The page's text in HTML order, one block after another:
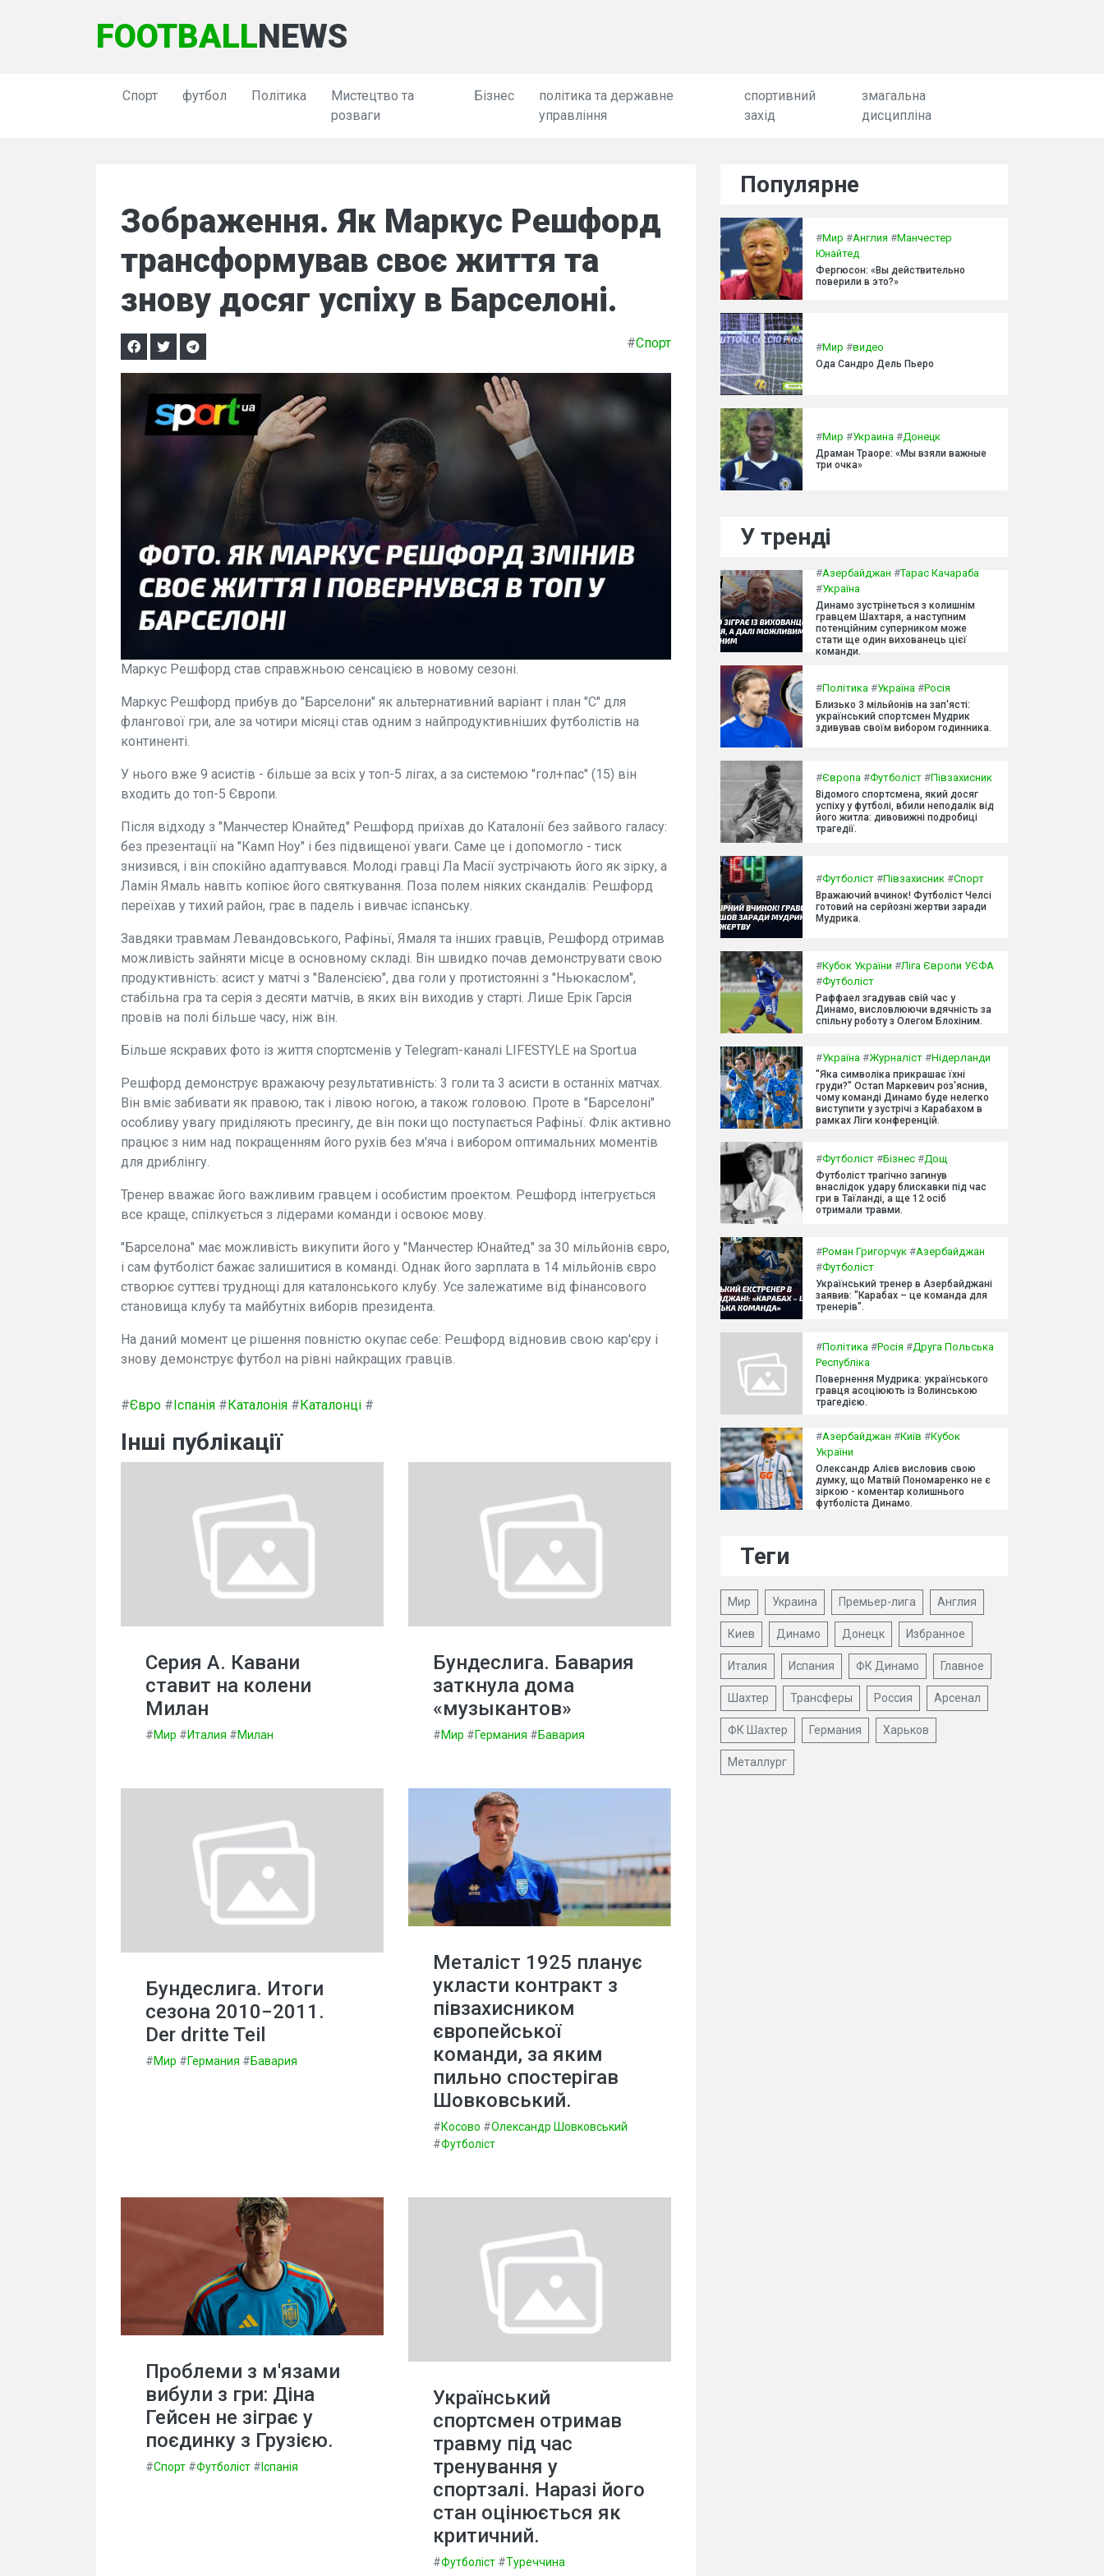
FOOTBALLNEWS
Спорт футбол Політика
Мистецтво та
розваги
Бізнес
політика та державне
управління
спортивний
захід
змагальна
дисципліна
Зображення. Як Маркус Решфорд
трансформував своє життя та
знову досяг успіху в Барселоні.
#Спорт
Маркус Решфорд став справжньою сенсацією в новому сезоні.
Маркус Решфорд прибув до "Барселони" як альтернативний варіант і план "C" для
флангової гри, але за чотири місяці став одним з найпродуктивніших футболістів на
континенті.
У нього вже 9 асистів - більше за всіх у топ-5 лігах, а за системою "гол+пас" (15) він
входить до топ-5 Європи.
Після відходу з "Манчестер Юнайтед" Решфорд приїхав до Каталонії без зайвого галасу:
без презентації на "Камп Ноу" і без підвищеної уваги. Саме це і допомогло - тиск
знизився, і він спокійно адаптувався. Молоді гравці Ла Масії зустрічають його як зірку, а
Ламін Ямаль навіть копіює його святкування. Поза полем ніяких скандалів: Решфорд
переїхав у тихий район, грає в падель і вивчає іспанську.
Завдяки травмам Левандовського, Рафіньї, Ямаля та інших гравців, Решфорд отримав
можливість зайняти місце в основному складі. Він швидко почав демонструвати свою
продуктивність: асист у матчі з "Валенсією", два голи у протистоянні з "Ньюкаслом",
стабільна гра та серія з десяти матчів, в яких він виходив у старті. Лише Ерік Гарсія
провів на полі більше часу, ніж він.
Більше яскравих фото із життя спортсменів у Telegram-каналі LIFESTYLE на Sport.ua
Решфорд демонструє вражаючу результативність: 3 голи та 3 асисти в останніх матчах.
Він вміє забивати як правою, так і лівою ногою, а також головою. Проте в "Барселоні"
особливу увагу приділяють пресингу, де він поки що поступається Рафіньї. Флік активно
працює з ним над покращенням його рухів без м'яча і вибором оптимальних моментів
для дриблінгу.
Тренер вважає його важливим гравцем і особистим проектом. Решфорд інтегрується
все краще, спілкується з лідерами команди і освоює мову.
"Барселона" має можливість викупити його у "Манчестер Юнайтед" за 30 мільйонів євро,
і сам футболіст бажає залишитися в команді. Однак його зарплата в 14 мільйонів євро
створює суттєві труднощі для каталонського клубу. Усе залежатиме від фінансового
становища клубу та майбутніх виборів президента.
На даний момент це рішення повністю окупає себе: Решфорд відновив свою кар'єру і
знову демонструє футбол на рівні найкращих гравців.
#Євро # Іспанія # Каталонія # Каталонці #
Інші публікації
Серия А. Кавани
ставит на колени
Милан
#Мир #Италия #Милан
Бундеслига. Бавария
заткнула дома
«музыкантов»
#Мир #Германия #Бавария
Бундеслига. Итоги
сезона 2010−2011.
Der dritte Teil
#Мир #Германия #Бавария
Металіст 1925 планує
укласти контракт з
півзахисником
європейської
команди, за яким
пильно спостерігав
Шовковський.
#Косово #Олександр Шовковський
#Футболіст
Проблеми з м'язами
вибули з гри: Діна
Гейсен не зіграє у
поєдинку з Грузією.
#Спорт #Футболіст # Іспанія
Український
спортсмен отримав
травму під час
тренування у
спортзалі. Наразі його
стан оцінюється як
критичний.
#Футболіст #Туреччина
Популярне
#Мир #Англия #Манчестер
Юнайтед
Фергюсон: «Вы действительно
поверили в это?»
#Мир #видео
Ода Сандро Дель Пьеро
#Мир #Украина #Донецк
Драман Траоре: «Мы взяли важные
три очка»
У тренді
#Азербайджан #Тарас Качараба
#Україна
Динамо зустрінеться з колишнім
гравцем Шахтаря, а наступним
потенційним суперником може
стати ще один вихованець цієї
команди.
#Політика #Україна #Росія
Близько 3 мільйонів на зап'ясті:
український спортсмен Мудрик
здивував своїм вибором годинника.
#Європа #Футболіст #Півзахисник
Відомого спортсмена, який досяг
успіху у футболі, вбили неподалік від
його житла: дивовижні подробиці
трагедії.
#Футболіст #Півзахисник #Спорт
Вражаючий вчинок! Футболіст Челсі
готовий на серйозні жертви заради
Мудрика.
#Кубок України #Ліга Європи УЄФА
#Футболіст
Раффаел згадував свій час у
Динамо, висловлюючи вдячність за
спільну роботу з Олегом Блохіним.
#Україна #Журналіст #Нідерланди
"Яка символіка прикрашає їхні
груди?" Остап Маркевич роз'яснив,
чому команді Динамо буде нелегко
виступити у зустрічі з Карабахом в
рамках Ліги конференцій.
#Футболіст #Бізнес #Дощ
Футболіст трагічно загинув
внаслідок удару блискавки під час
гри в Таїланді, а ще 12 осіб
отримали травми.
#Роман Григорчук #Азербайджан
#Футболіст
Український тренер в Азербайджані
заявив: "Карабах – це команда для
тренерів".
#Політика #Росія #Друга Польська
Республіка
Повернення Мудрика: українського
гравця асоціюють із Волинською
трагедією.
#Азербайджан #Київ #Кубок
України
Олександр Алієв висловив свою
думку, що Матвій Пономаренко не є
зіркою - коментар колишнього
футболіста Динамо.
Теги
Мир Украина Премьер-лига Англия
Киев Динамо Донецк Избранное
Италия Испания ФК Динамо Главное
Шахтер Трансферы Россия Арсенал
ФК Шахтер Германия Харьков
Металлург